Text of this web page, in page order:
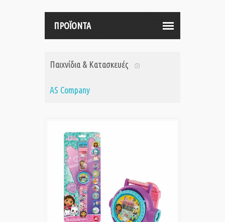
ΠΡΟΪΟΝΤΑ
Παιχνίδια & Κατασκευές
AS Company